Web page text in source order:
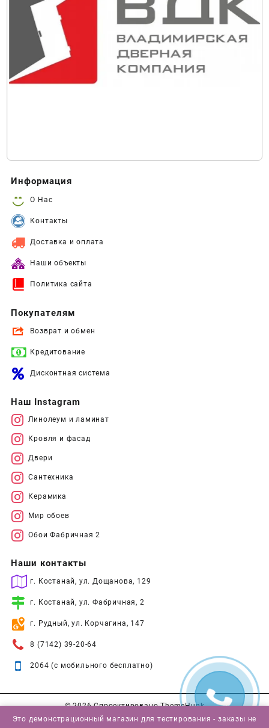
Информация
О Нас
Контакты
Доставка и оплата
Наши объекты
Политика сайта
Покупателям
Возврат и обмен
Кредитование
Дисконтная система
Наш Instagram
Линолеум и ламинат
Кровля и фасад
Двери
Сантехника
Керамика
Мир обоев
Обои Фабричная 2
Наши контакты
г. Костанай, ул. Дощанова, 129
г. Костанай, ул. Фабричная, 2
г. Рудный, ул. Корчагина, 147
8 (7142) 39-20-64
2064 (с мобильного бесплатно)
© 2026Спроектировано ThemeHunk
Это демонстрационный магазин для тестирования - заказы не